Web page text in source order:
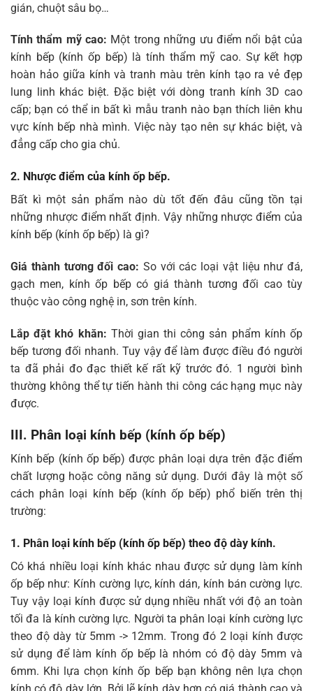
gián, chuột sâu bọ…
Tính thẩm mỹ cao: Một trong những ưu điểm nổi bật của
kính bếp (kính ốp bếp) là tính thẩm mỹ cao. Sự kết hợp
hoàn hảo giữa kính và tranh màu trên kính tạo ra vẻ đẹp
lung linh khác biệt. Đặc biệt với dòng tranh kính 3D cao
cấp; bạn có thể in bất kì mẫu tranh nào bạn thích liên khu
vực kính bếp nhà mình. Việc này tạo nên sự khác biệt, và
đẳng cấp cho gia chủ.
2. Nhược điểm của kính ốp bếp.
Bất kì một sản phẩm nào dù tốt đến đâu cũng tồn tại
những nhược điểm nhất định. Vậy những nhược điểm của
kính bếp (kính ốp bếp) là gì?
Giá thành tương đối cao: So với các loại vật liệu như đá,
gạch men, kính ốp bếp có giá thành tương đối cao tùy
thuộc vào công nghệ in, sơn trên kính.
Lắp đặt khó khăn: Thời gian thi công sản phẩm kính ốp
bếp tương đối nhanh. Tuy vậy để làm được điều đó người
ta đã phải đo đạc thiết kế rất kỹ trước đó. 1 người bình
thường không thể tự tiến hành thi công các hạng mục này
được.
III. Phân loại kính bếp (kính ốp bếp)
Kính bếp (kính ốp bếp) được phân loại dựa trên đặc điểm
chất lượng hoặc công năng sử dụng. Dưới đây là một số
cách phân loại kính bếp (kính ốp bếp) phổ biến trên thị
trường:
1. Phân loại kính bếp (kính ốp bếp) theo độ dày kính.
Có khá nhiều loại kính khác nhau được sử dụng làm kính
ốp bếp như: Kính cường lực, kính dán, kính bán cường lực.
Tuy vậy loại kính được sử dụng nhiều nhất với độ an toàn
tối đa là kính cường lực. Người ta phân loại kính cường lực
theo độ dày từ 5mm -> 12mm. Trong đó 2 loại kính được
sử dụng để làm kính ốp bếp là nhóm có độ dày 5mm và
6mm. Khi lựa chọn kính ốp bếp bạn không nên lựa chọn